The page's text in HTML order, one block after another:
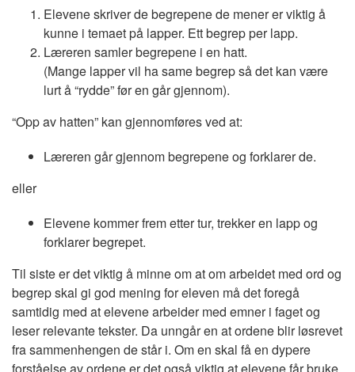
Elevene skriver de begrepene de mener er viktig å
kunne i temaet på lapper. Ett begrep per lapp.
Læreren samler begrepene i en hatt.
(Mange lapper vil ha same begrep så det kan være
lurt å “rydde” før en går gjennom).
“Opp av hatten” kan gjennomføres ved at:
Læreren går gjennom begrepene og forklarer de.
eller
Elevene kommer frem etter tur, trekker en lapp og
forklarer begrepet.
Til siste er det viktig å minne om at om arbeidet med ord og
begrep skal gi god mening for eleven må det foregå
samtidig med at elevene arbeider med emner i faget og
leser relevante tekster. Da unngår en at ordene blir løsrevet
fra sammenhengen de står i. Om en skal få en dypere